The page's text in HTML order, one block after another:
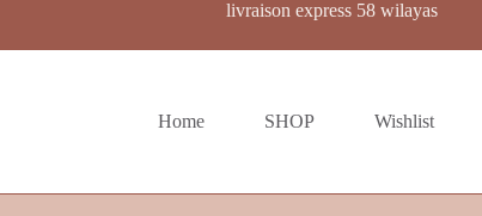
livraison express 58 wilayas
Home SHOP Wishlist